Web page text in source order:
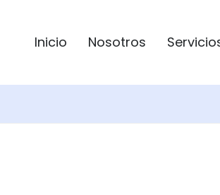
Inicio Nosotros